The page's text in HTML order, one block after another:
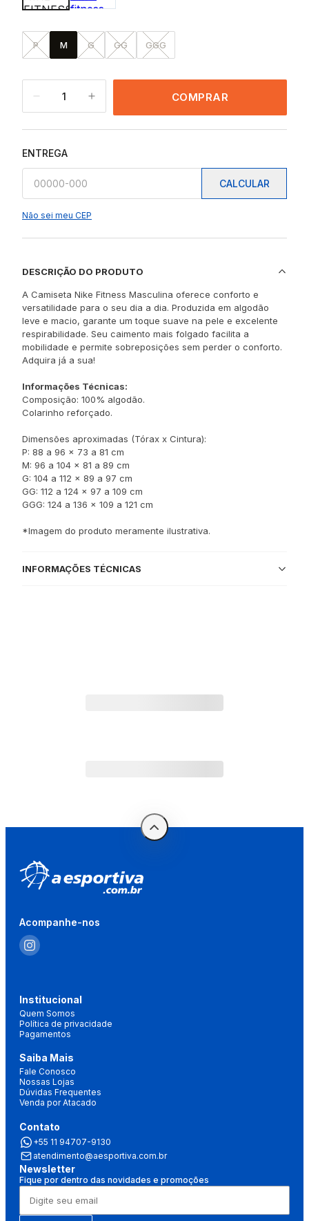
P M G GG GGG
1 COMPRAR
ENTREGA
CALCULAR
Não sei meu CEP
DESCRIÇÃO DO PRODUTO
A Camiseta Nike Fitness Masculina oferece conforto e
versatilidade para o seu dia a dia. Produzida em algodão
leve e macio, garante um toque suave na pele e excelente
respirabilidade. Seu caimento mais folgado facilita a
mobilidade e permite sobreposições sem perder o conforto.
Adquira já a sua!
Informações Técnicas:
Composição: 100% algodão.
Colarinho reforçado.
Dimensões aproximadas (Tórax x Cintura):
P: 88 a 96 x 73 a 81 cm
M: 96 a 104 x 81 a 89 cm
G: 104 a 112 x 89 a 97 cm
GG: 112 a 124 x 97 a 109 cm
GGG: 124 a 136 x 109 a 121 cm
*Imagem do produto meramente ilustrativa.
INFORMAÇÕES TÉCNICAS
Acompanhe-nos
Institucional
Quem Somos
Política de privacidade
Pagamentos
Saiba Mais
Fale Conosco
Nossas Lojas
Dúvidas Frequentes
Venda por Atacado
Contato
+55 11 94707-9130
atendimento@aesportiva.com.br
Newsletter
Fique por dentro das novidades e promoções